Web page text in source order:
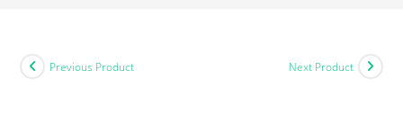
Previous Product Next Product